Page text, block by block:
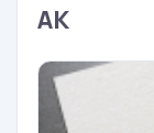
АК